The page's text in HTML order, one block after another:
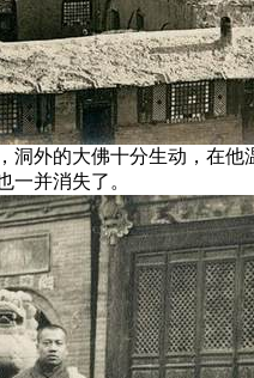
洞外的大佛十分生动，在
一并消失了。